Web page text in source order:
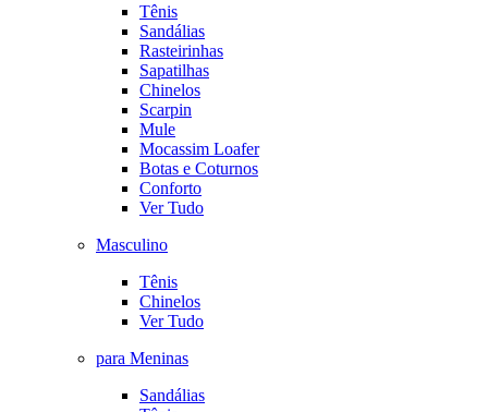
Tênis
Sandálias
Rasteirinhas
Sapatilhas
Chinelos
Scarpin
Mule
Mocassim Loafer
Botas e Coturnos
Conforto
Ver Tudo
Masculino
Tênis
Chinelos
Ver Tudo
para Meninas
Sandálias